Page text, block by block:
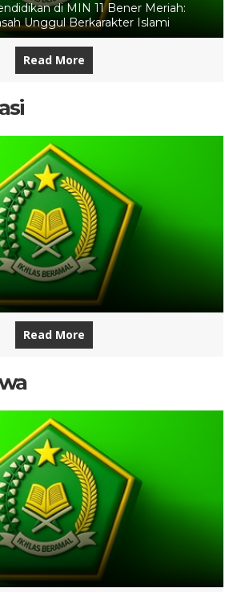
di MIN 11 Bener Meriah:
Unggul Berkarakter Islami
Read More
Read More